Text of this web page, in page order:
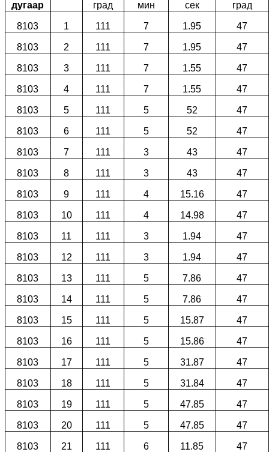
дугаар
град мин сек град
8103 1 111 7 1.95 47
8103 2 111 7 1.95 47
8103 3 111 7 1.55 47
8103 4 111 7 1.55 47
8103 5 111 5 52 47
8103 6 111 5 52 47
8103 7 111 3 43 47
8103 8 111 3 43 47
8103 9 111 4 15.16 47
8103 10 111 4 14.98 47
8103 11 111 3 1.94 47
8103 12 111 3 1.94 47
8103 13 111 5 7.86 47
8103 14 111 5 7.86 47
8103 15 111 5 15.87 47
8103 16 111 5 15.86 47
8103 17 111 5 31.87 47
8103 18 111 5 31.84 47
8103 19 111 5 47.85 47
8103 20 111 5 47.85 47
8103 21 111 6 11.85 47